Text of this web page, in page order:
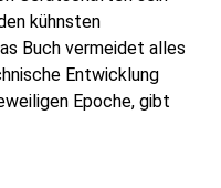
kühnsten
Buch vermeidet alles
Entwicklung
Epoche, gibt